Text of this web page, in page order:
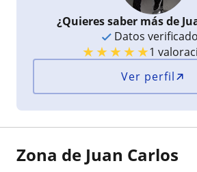
¿Quieres saber más de
Datos
★★★★★1
Ver perfil
Zona de Juan Carlos